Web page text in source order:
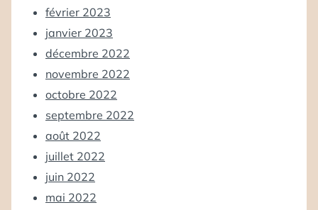
février 2023
janvier 2023
décembre 2022
novembre 2022
octobre 2022
septembre 2022
août 2022
juillet 2022
juin 2022
mai 2022